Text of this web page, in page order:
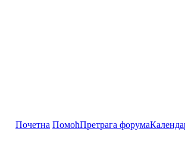
Почетна ПомоћПретрага форума